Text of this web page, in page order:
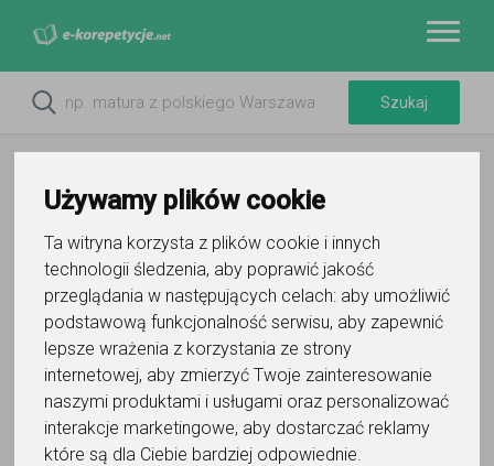
Używamy plików cookie
Ta witryna korzysta z plików cookie i innych
technologii śledzenia, aby poprawić jakość
przeglądania w następujących celach: aby umożliwić
podstawową funkcjonalność serwisu, aby zapewnić
lepsze wrażenia z korzystania ze strony
internetowej, aby zmierzyć Twoje zainteresowanie
naszymi produktami i usługami oraz personalizować
interakcje marketingowe, aby dostarczać reklamy
które są dla Ciebie bardziej odpowiednie
Do ulubionych
Oznacz wystąpienie kontaktu